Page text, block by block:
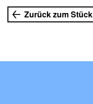
Zurück zum Stück